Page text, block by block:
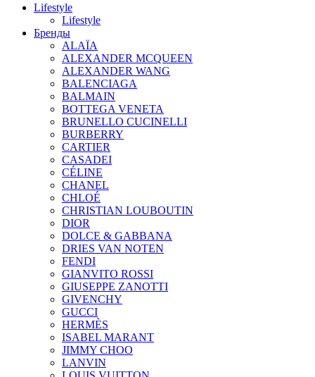
Lifestyle
Lifestyle
Бренды
ALAÏA
ALEXANDER MCQUEEN
ALEXANDER WANG
BALENCIAGA
BALMAIN
BOTTEGA VENETA
BRUNELLO CUCINELLI
BURBERRY
CARTIER
CASADEI
CÉLINE
CHANEL
CHLOÉ
CHRISTIAN LOUBOUTIN
DIOR
DOLCE & GABBANA
DRIES VAN NOTEN
FENDI
GIANVITO ROSSI
GIUSEPPE ZANOTTI
GIVENCHY
GUCCI
HERMÈS
ISABEL MARANT
JIMMY CHOO
LANVIN